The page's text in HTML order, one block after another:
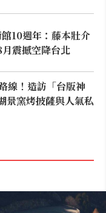
10週年：藤本壯介
震撼空降台北
線！造訪「台版神
景窯烤披薩與人氣私